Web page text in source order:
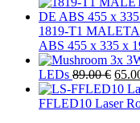
1819-T1
ABS 455 x 335 x
LEDs 89.00 €
FFLED10 Laser